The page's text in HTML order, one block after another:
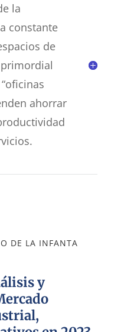
la
constante
de
ahorrar
DE LA INFANTA
y